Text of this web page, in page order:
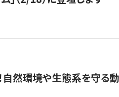
然環境や生態系を守る